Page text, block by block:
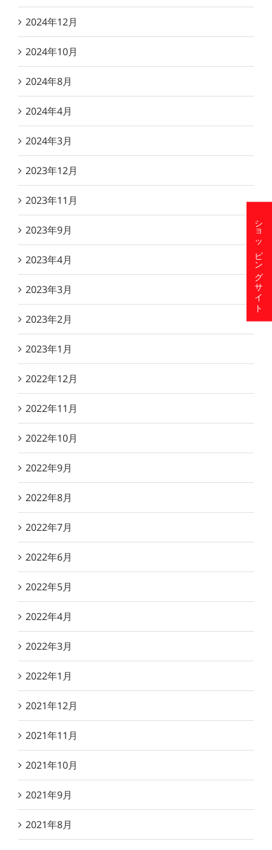
2024年12月
2024年10月
2024年8月
2024年4月
2024年3月
2023年12月
2023年11月
2023年9月
2023年4月
2023年3月
2023年2月
2023年1月
2022年12月
2022年11月
2022年10月
2022年9月
2022年8月
2022年7月
2022年6月
2022年5月
2022年4月
2022年3月
2022年1月
2021年12月
2021年11月
2021年10月
2021年9月
2021年8月
ショッピングサイト